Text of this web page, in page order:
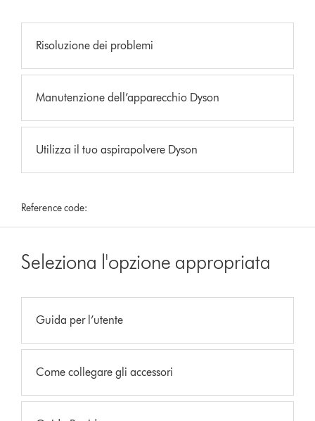
Risoluzione dei problemi
Manutenzione dell’apparecchio Dyson
Utilizza il tuo aspirapolvere Dyson
Reference code:
Seleziona l'opzione appropriata
Guida per l’utente
Come collegare gli accessori